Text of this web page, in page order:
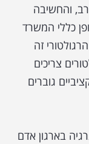
והחשיבה
כללי המשרד
זה
צריכים
גוברים
בארגון אדם